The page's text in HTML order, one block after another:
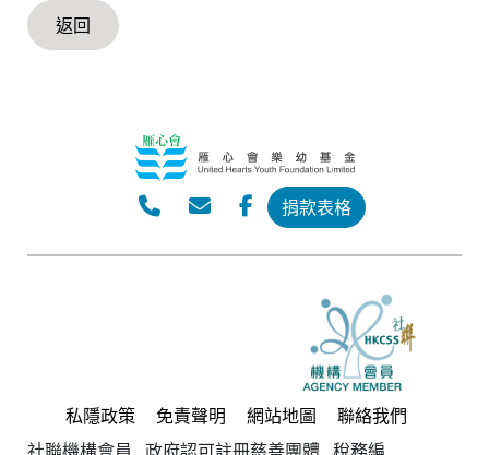
返回
捐款表格
私隱政策 免責聲明 網站地圖
聯絡我們